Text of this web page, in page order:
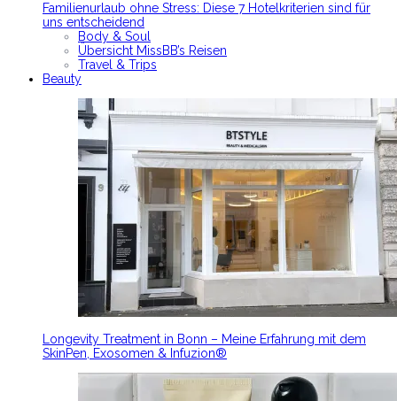
Familienurlaub ohne Stress: Diese 7 Hotelkriterien sind für
uns entscheidend
Body & Soul
Übersicht MissBB’s Reisen
Travel & Trips
Beauty
Longevity Treatment in Bonn – Meine Erfahrung mit dem
SkinPen, Exosomen & Infuzion®